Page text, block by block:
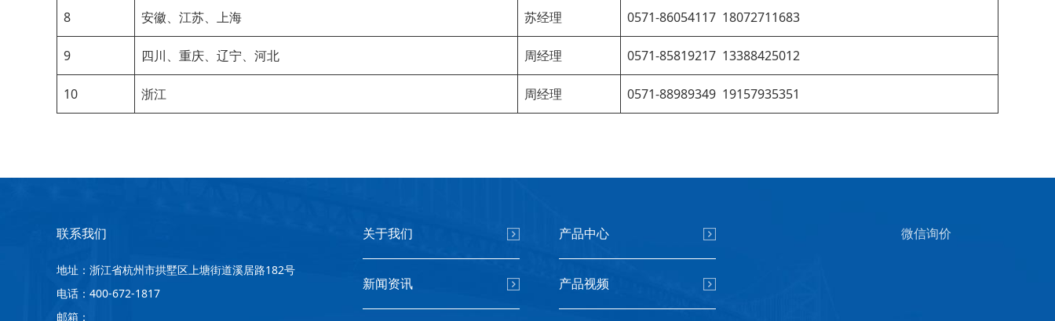
8 安徽、江苏、上海 苏经理 0571-86054117 18072711683
9 四川、重庆、辽宁、河北 周经理 0571-85819217 13388425012
10 浙江 周经理 0571-88989349 19157935351
联系我们
地址：浙江省杭州市拱墅区上塘街道溪居路182号
电话：400-672-1817
邮箱：
关于我们 产品中心
新闻资讯 产品视频
微信询价